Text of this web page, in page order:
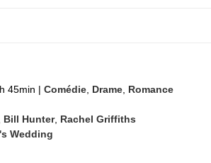
45min | Comédie, Drame, Romance
Bill Hunter, Rachel Griffiths
Wedding